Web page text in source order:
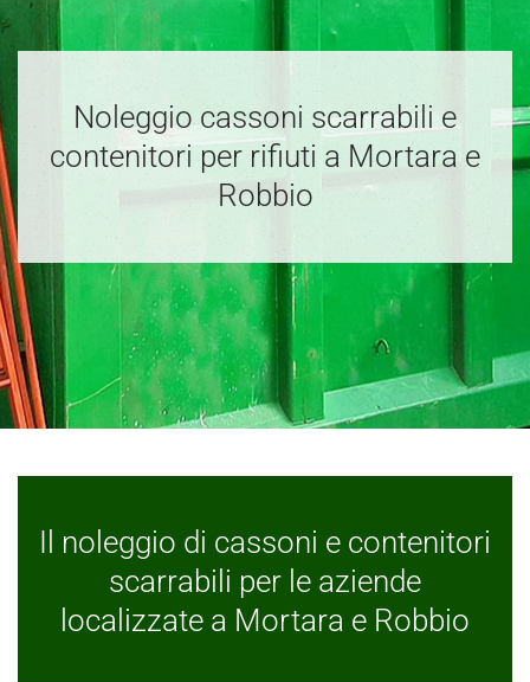
Noleggio cassoni scarrabili e
contenitori per rifiuti a Mortara e
Robbio
Il noleggio di cassoni e contenitori
scarrabili per le aziende
localizzate a Mortara e Robbio